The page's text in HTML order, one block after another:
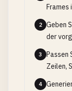
Frames
2
Geben
der
3
Passen
Zeilen,
4